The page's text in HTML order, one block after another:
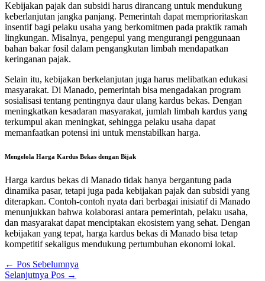
Kebijakan pajak dan subsidi harus dirancang untuk mendukung
keberlanjutan jangka panjang. Pemerintah dapat memprioritaskan
insentif bagi pelaku usaha yang berkomitmen pada praktik ramah
lingkungan. Misalnya, pengepul yang mengurangi penggunaan
bahan bakar fosil dalam pengangkutan limbah mendapatkan
keringanan pajak.
Selain itu, kebijakan berkelanjutan juga harus melibatkan edukasi
masyarakat. Di Manado, pemerintah bisa mengadakan program
sosialisasi tentang pentingnya daur ulang kardus bekas. Dengan
meningkatkan kesadaran masyarakat, jumlah limbah kardus yang
terkumpul akan meningkat, sehingga pelaku usaha dapat
memanfaatkan potensi ini untuk menstabilkan harga.
Mengelola Harga Kardus Bekas dengan Bijak
Harga kardus bekas di Manado tidak hanya bergantung pada
dinamika pasar, tetapi juga pada kebijakan pajak dan subsidi yang
diterapkan. Contoh-contoh nyata dari berbagai inisiatif di Manado
menunjukkan bahwa kolaborasi antara pemerintah, pelaku usaha,
dan masyarakat dapat menciptakan ekosistem yang sehat. Dengan
kebijakan yang tepat, harga kardus bekas di Manado bisa tetap
kompetitif sekaligus mendukung pertumbuhan ekonomi lokal.
← Pos Sebelumnya
Selanjutnya Pos →